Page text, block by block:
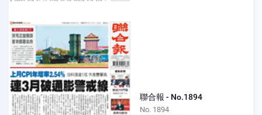
聯合報 - No.1894
No. 1894